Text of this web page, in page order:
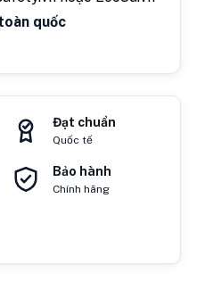
quốc
Đạt chuẩn
Quốc tế
Bảo hành
Chính hãng